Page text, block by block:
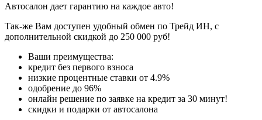
Автосалон дает гарантию на каждое авто!
Так-же Вам доступен удобный обмен по Трейд ИН, с
дополнительной скидкой до 250 000 руб!
Ваши преимущества:
кредит без первого взноса
низкие процентные ставки от 4.9%
одобрение до 96%
онлайн решение по заявке на кредит за 30 минут!
скидки и подарки от автосалона